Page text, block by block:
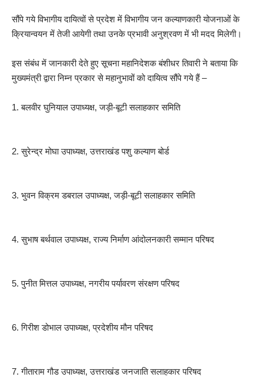
सौंपे गये विभागीय दायित्वों से प्रदेश में विभागीय जन कल्याणकारी योजनाओं के
क्रियान्वयन में तेजी आयेगी तथा उनके प्रभावी अनुश्रवण में भी मदद मिलेगी।
इस संबंध में जानकारी देते हुए सूचना महानिदेशक बंशीधर तिवारी ने बताया कि
मुख्यमंत्री द्वारा निम्न प्रकार से महानुभावों को दायित्व सौंपे गये हैं –
1. बलवीर घुनियाल उपाध्यक्ष, जड़ी-बूटी सलाहकार समिति
2. सुरेन्द्र मोघा उपाध्यक्ष, उत्तराखंड पशु कल्याण बोर्ड
3. भुवन विक्रम डबराल उपाध्यक्ष, जड़ी-बूटी सलाहकार समिति
4. सुभाष बर्थवाल उपाध्यक्ष, राज्य निर्माण आंदोलनकारी सम्मान परिषद
5. पुनीत मित्तल उपाध्यक्ष, नगरीय पर्यावरण संरक्षण परिषद
6. गिरीश डोभाल उपाध्यक्ष, प्रदेशीय मौन परिषद
7. गीताराम गौड उपाध्यक्ष, उत्तराखंड जनजाति सलाहकार परिषद